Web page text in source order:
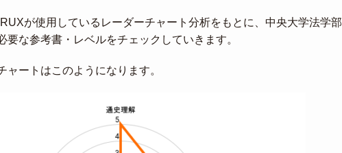
が使用しているレーダーチャート分析をもとに、中央大学法学部
要な参考書・レベルをチェックしていきます。
ャートはこのようになります。